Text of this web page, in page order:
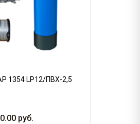
1354 LP12/ПВХ-2,5
руб.